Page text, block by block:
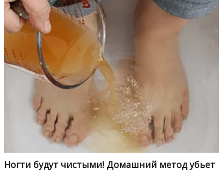
Ногти будут чистыми! Домашний метод убьет